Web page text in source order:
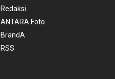
Redaksi
ANTARA Foto
BrandA
RSS